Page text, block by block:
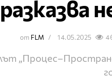
разказва
от FLM 14.05.2025